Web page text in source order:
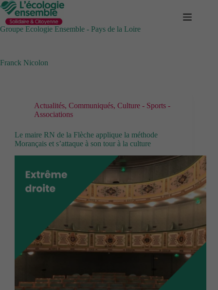
Passer
au
contenu
Groupe Ecologie Ensemble - Pays de la Loire
Franck Nicolon
Actualités, Communiqués, Culture - Sports -
Associations
Le maire RN de la Flèche applique la méthode
Morançais et s’attaque à son tour à la culture